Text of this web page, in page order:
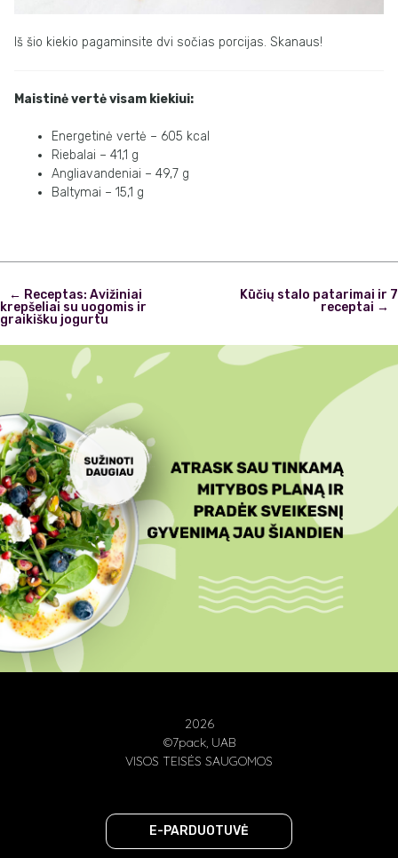
Iš šio kiekio pagaminsite dvi sočias porcijas. Skanaus!
Maistinė vertė visam kiekiui:
Energetinė vertė – 605 kcal
Riebalai – 41,1 g
Angliavandeniai – 49,7 g
Baltymai – 15,1 g
Post
navigation
Kūčių stalo patarimai ir 7
receptai →
← Receptas: Avižiniai
krepšeliai su uogomis ir
graikišku jogurtu
2026
©7pack, UAB
VISOS TEISĖS SAUGOMOS
E-PARDUOTUVĖ